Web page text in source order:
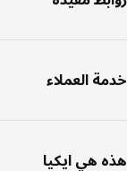
العملاء
هي ايكيا